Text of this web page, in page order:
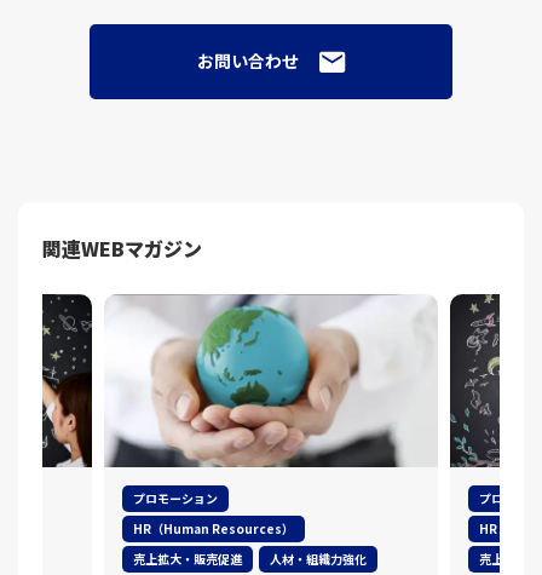
お問い合わせ
関連WEBマガジン
プロモーション
HR（Human Resources）
売上拡大・販売促進
人材・組織力強化
プロモー
HR（
売上拡大